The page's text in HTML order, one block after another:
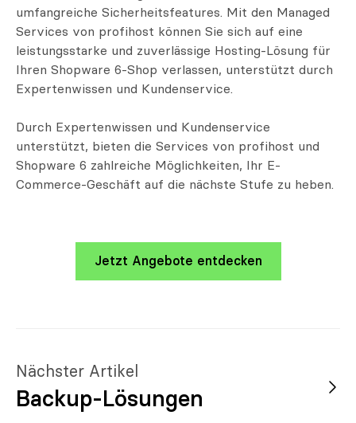
umfangreiche Sicherheitsfeatures. Mit den Managed
Services von profihost können Sie sich auf eine
leistungsstarke und zuverlässige Hosting-Lösung für
Ihren Shopware 6-Shop verlassen, unterstützt durch
Expertenwissen und Kundenservice.
Durch Expertenwissen und Kundenservice
unterstützt, bieten die Services von profihost und
Shopware 6 zahlreiche Möglichkeiten, Ihr E-
Commerce-Geschäft auf die nächste Stufe zu heben.
Jetzt Angebote entdecken
Nächster Artikel
Backup-Lösungen